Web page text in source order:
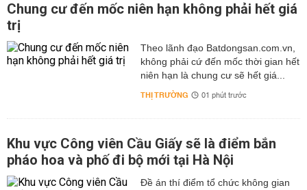
Chung cư đến mốc niên hạn không phải hết giá
trị
Theo lãnh đạo Batdongsan.com.vn,
không phải cứ đến mốc thời gian hết
niên hạn là chung cư sẽ hết giá...
THỊ TRƯỜNG 01 phút trước
Khu vực Công viên Cầu Giấy sẽ là điểm bắn
pháo hoa và phố đi bộ mới tại Hà Nội
Đề án thí điểm tổ chức không gian